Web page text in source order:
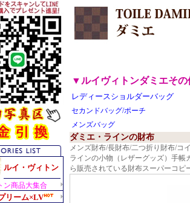
▼ルイヴィトンダミエそ
レディースショルダーバッグ
セカンドバッグ/ポーチ
メンズバッグ
ダミエ・ラインの財布
メンズ財布/長財布/二つ折り財布/コ
ラインの小物（レザーグッズ）手
ら販売されている財布スーパーコ